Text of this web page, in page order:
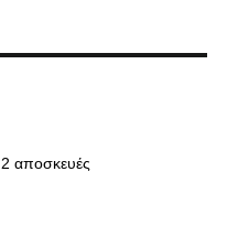
2 αποσκευές